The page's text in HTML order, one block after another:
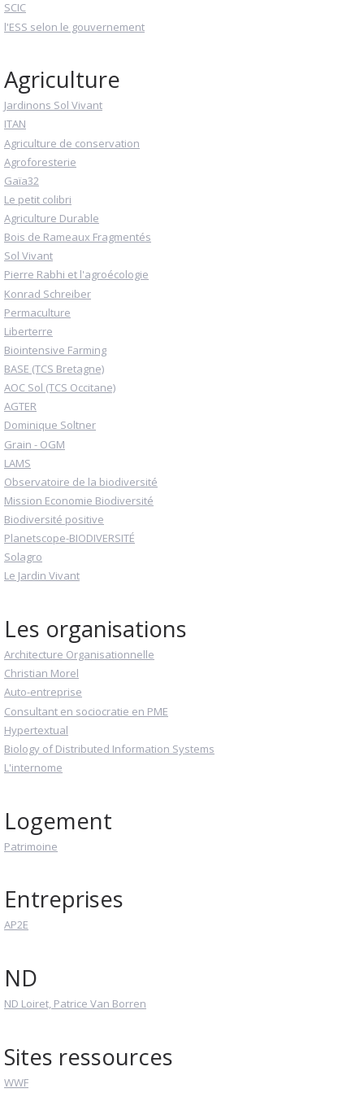
SCIC
l'ESS selon le gouvernement
Agriculture
Jardinons Sol Vivant
ITAN
Agriculture de conservation
Agroforesterie
Gaïa32
Le petit colibri
Agriculture Durable
Bois de Rameaux Fragmentés
Sol Vivant
Pierre Rabhi et l'agroécologie
Konrad Schreiber
Permaculture
Liberterre
Biointensive Farming
BASE (TCS Bretagne)
AOC Sol (TCS Occitane)
AGTER
Dominique Soltner
Grain - OGM
LAMS
Observatoire de la biodiversité
Mission Economie Biodiversité
Biodiversité positive
Planetscope-BIODIVERSITÉ
Solagro
Le Jardin Vivant
Les organisations
Architecture Organisationnelle
Christian Morel
Auto-entreprise
Consultant en sociocratie en PME
Hypertextual
Biology of Distributed Information Systems
L'internome
Logement
Patrimoine
Entreprises
AP2E
ND
ND Loiret, Patrice Van Borren
Sites ressources
WWF